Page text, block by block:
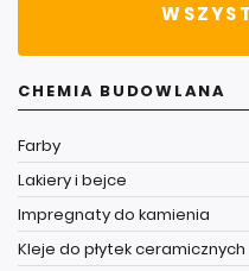
CHEMIA BUDOWLANA
Farby
Lakiery i bejce
Impregnaty do kamienia
Kleje do płytek ceramicznych